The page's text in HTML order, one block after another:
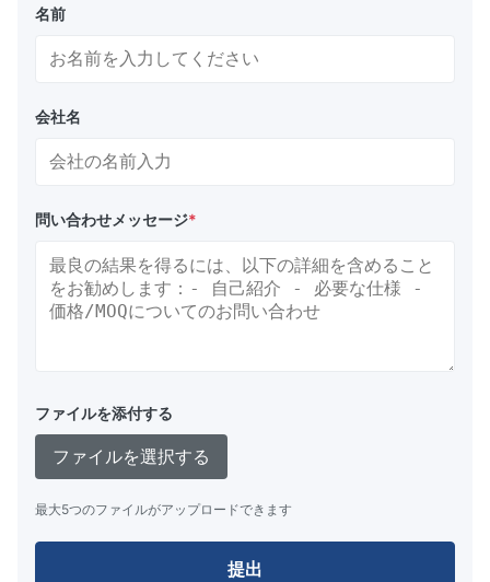
名前
会社名
問い合わせメッセージ*
ファイルを添付する
ファイルを選択する
最大5つのファイルがアップロードできます
提出